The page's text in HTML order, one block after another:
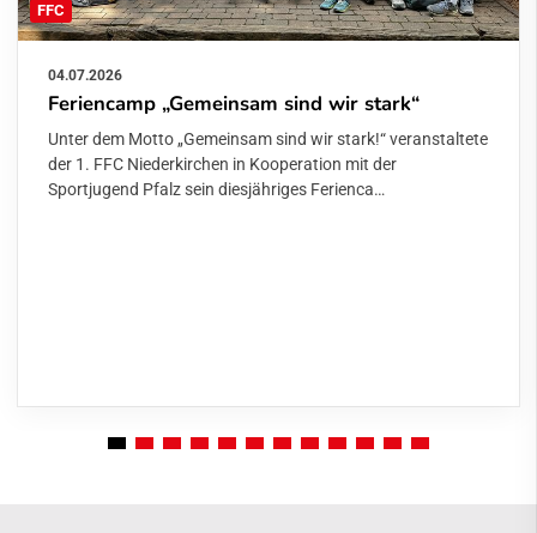
FFC
04.07.2026
Feriencamp „Gemeinsam sind wir stark“
Unter dem Motto „Gemeinsam sind wir stark!“ veranstaltete
der 1. FFC Niederkirchen in Kooperation mit der
Sportjugend Pfalz sein diesjähriges Ferienca…